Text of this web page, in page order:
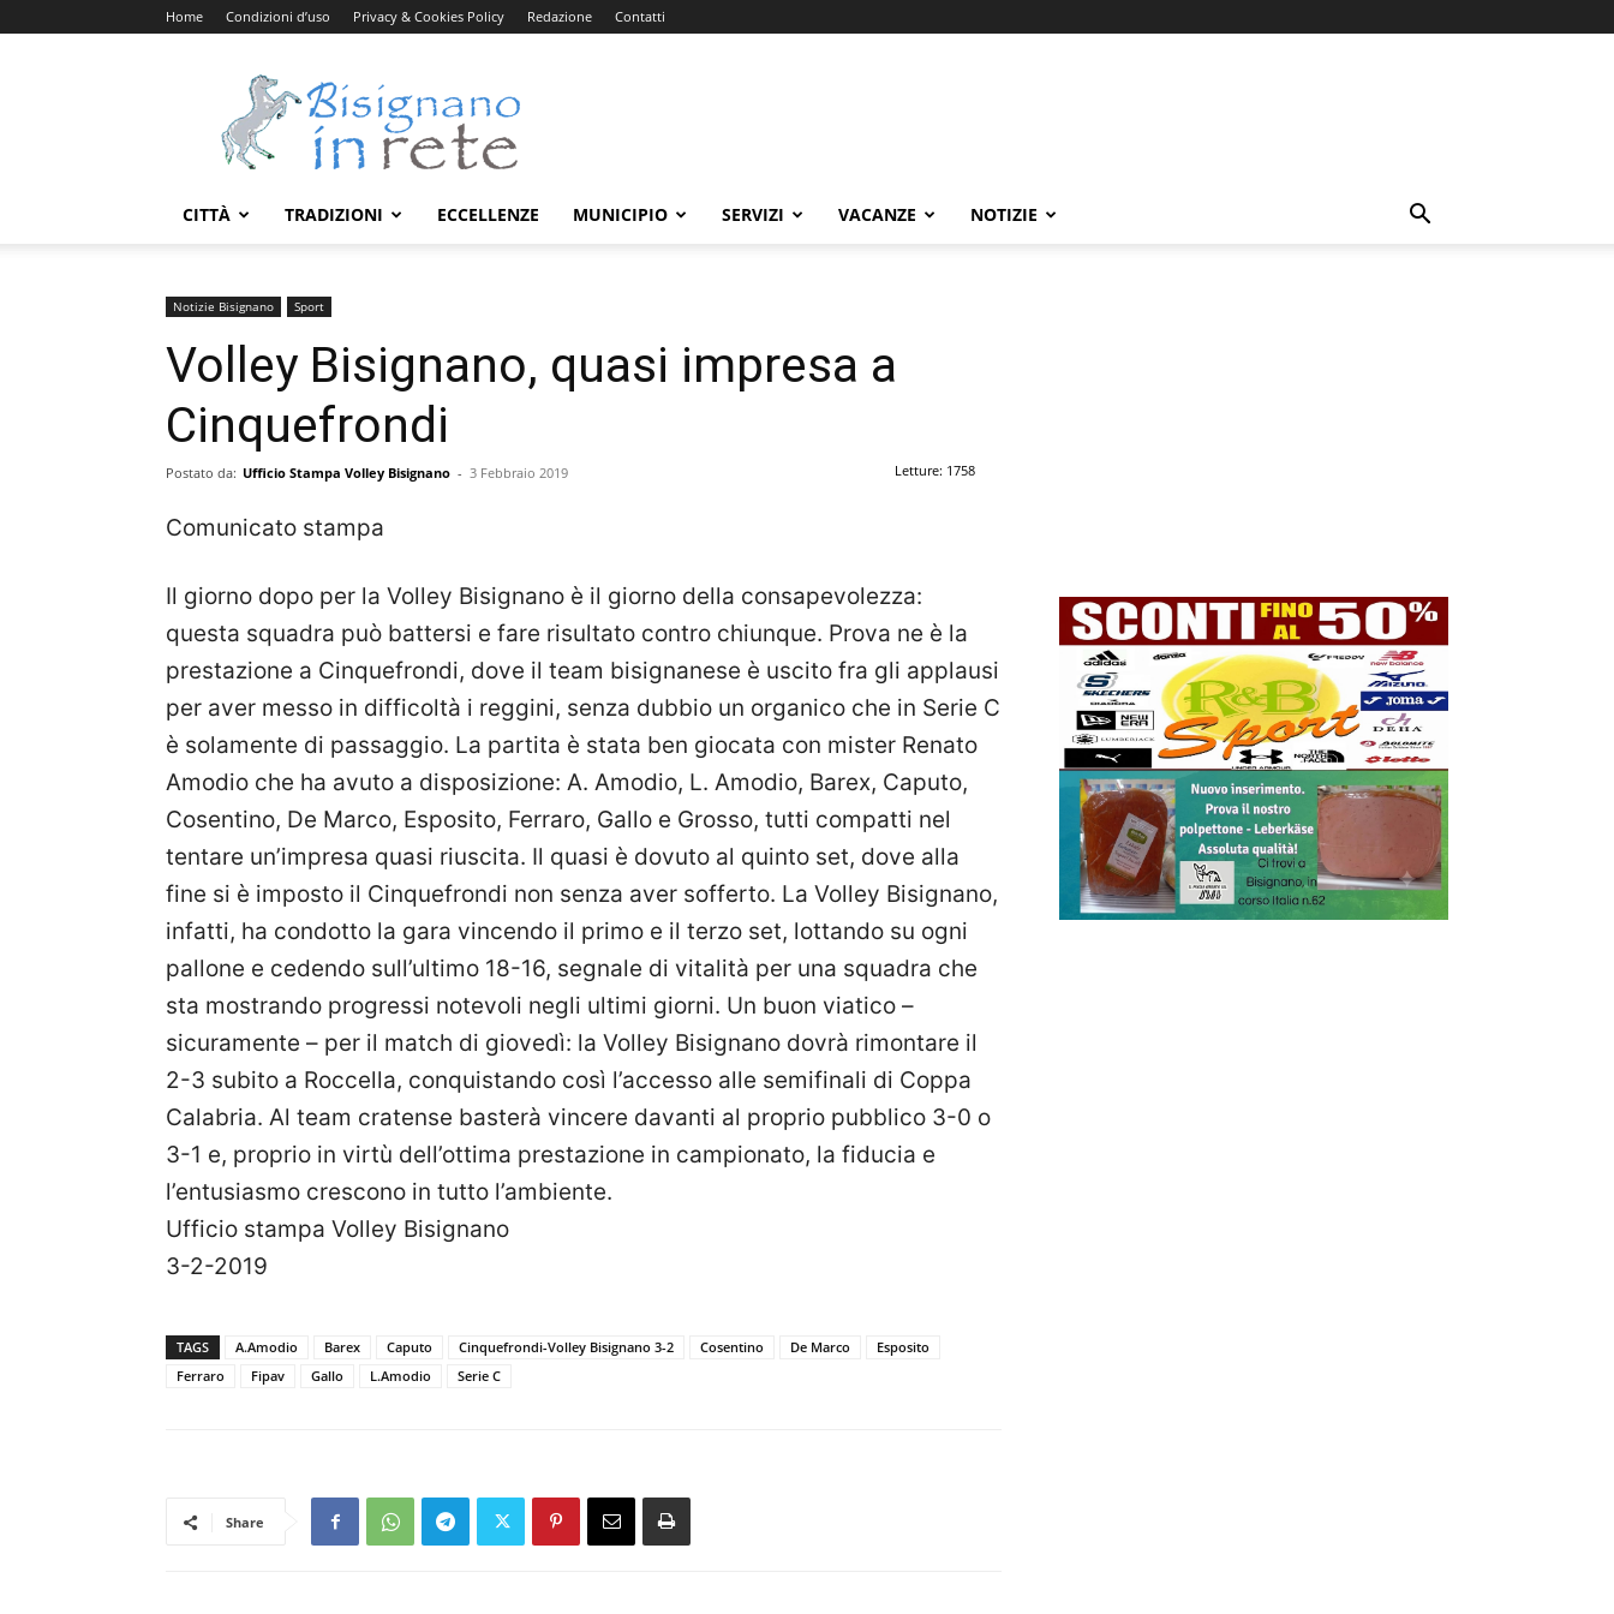
Home Condizioni d’uso Privacy & Cookies Policy Redazione Contatti
Bisignanoinrete.com
CITTÀ TRADIZIONI ECCELLENZE MUNICIPIO SERVIZI VACANZE NOTIZIE
Notizie Bisignano Sport
Volley Bisignano, quasi impresa a
Cinquefrondi
Postato da: Ufficio Stampa Volley Bisignano - 3 Febbraio 2019 Letture: 1758
Comunicato stampa
Il giorno dopo per la Volley Bisignano è il giorno della consapevolezza:
questa squadra può battersi e fare risultato contro chiunque. Prova ne è la
prestazione a Cinquefrondi, dove il team bisignanese è uscito fra gli applausi
per aver messo in difficoltà i reggini, senza dubbio un organico che in Serie C
è solamente di passaggio. La partita è stata ben giocata con mister Renato
Amodio che ha avuto a disposizione: A. Amodio, L. Amodio, Barex, Caputo,
Cosentino, De Marco, Esposito, Ferraro, Gallo e Grosso, tutti compatti nel
tentare un’impresa quasi riuscita. Il quasi è dovuto al quinto set, dove alla
fine si è imposto il Cinquefrondi non senza aver sofferto. La Volley Bisignano,
infatti, ha condotto la gara vincendo il primo e il terzo set, lottando su ogni
pallone e cedendo sull’ultimo 18-16, segnale di vitalità per una squadra che
sta mostrando progressi notevoli negli ultimi giorni. Un buon viatico –
sicuramente – per il match di giovedì: la Volley Bisignano dovrà rimontare il
2-3 subito a Roccella, conquistando così l’accesso alle semifinali di Coppa
Calabria. Al team cratense basterà vincere davanti al proprio pubblico 3-0 o
3-1 e, proprio in virtù dell’ottima prestazione in campionato, la fiducia e
l’entusiasmo crescono in tutto l’ambiente.
Ufficio stampa Volley Bisignano
3-2-2019
TAGS A.Amodio Barex Caputo Cinquefrondi-Volley Bisignano 3-2 Cosentino De Marco
Esposito
Ferraro
Fipav Gallo L.Amodio Serie C
Share